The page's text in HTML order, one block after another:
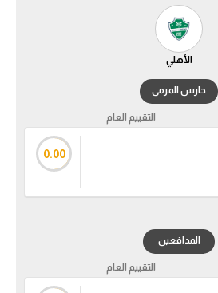
الأهلي
حارس المرمى
التقييم العام
0.00
المدافعين
التقييم العام